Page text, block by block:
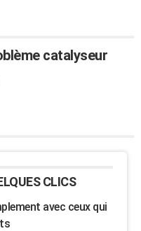
catalyseur
CLICS
avec ceux qui